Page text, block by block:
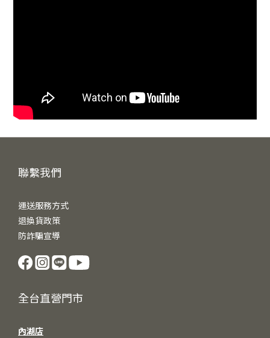
聯繫我們
運送服務方式
退換貨政策
防詐騙宣導
全台直營門市
內湖店